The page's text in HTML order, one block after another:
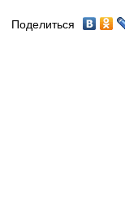
Поделиться